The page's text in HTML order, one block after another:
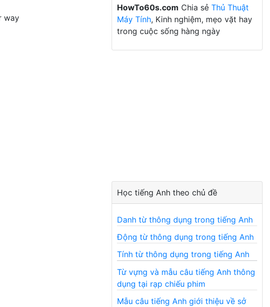
way
HowTo60s.com Chia sẻ Thủ Thuật
Máy Tính, Kinh nghiệm, mẹo vặt hay
trong cuộc sống hàng ngày
Học tiếng Anh theo chủ đề
Danh từ thông dụng trong tiếng Anh
Động từ thông dụng trong tiếng Anh
Tính từ thông dụng trong tiếng Anh
Từ vựng và mẫu câu tiếng Anh thông
dụng tại rạp chiếu phim
Mẫu câu tiếng Anh giới thiệu về sở